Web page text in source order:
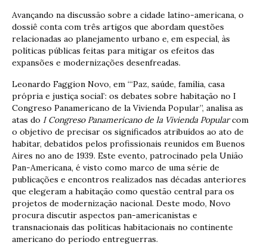
Avançando na discussão sobre a cidade latino-americana, o
dossiê conta com três artigos que abordam questões
relacionadas ao planejamento urbano e, em especial, às
políticas públicas feitas para mitigar os efeitos das
expansões e modernizações desenfreadas.
Leonardo Faggion Novo, em “‘Paz, saúde, família, casa
própria e justiça social’: os debates sobre habitação no I
Congreso Panamericano de la Vivienda Popular”, analisa as
atas do I Congreso Panamericano de la Vivienda Popularcom
o objetivo de precisar os significados atribuídos ao ato de
habitar, debatidos pelos profissionais reunidos em Buenos
Aires no ano de 1939. Este evento, patrocinado pela União
Pan-Americana, é visto como marco de uma série de
publicações e encontros realizados nas décadas anteriores
que elegeram a habitação como questão central para os
projetos de modernização nacional. Deste modo, Novo
procura discutir aspectos pan-americanistas e
transnacionais das políticas habitacionais no continente
americano do período entreguerras.